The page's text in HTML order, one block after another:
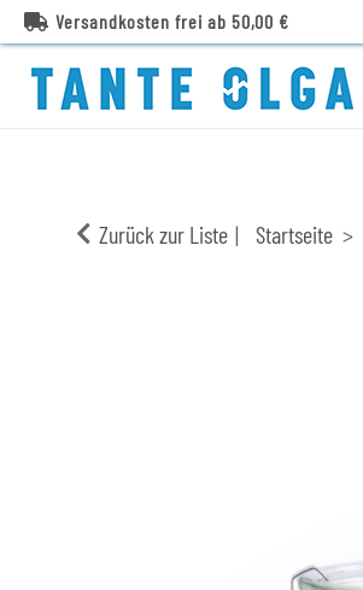
Versandkosten frei ab 50,00 €
Zurück zur Liste Startseite